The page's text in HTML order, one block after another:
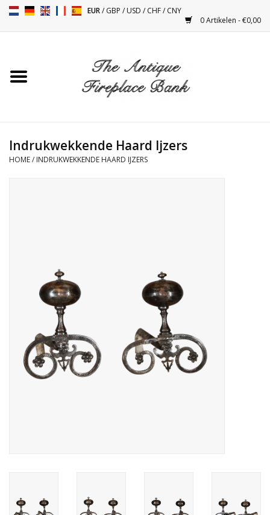
EUR/GBP /USD /CHF/CNY
0 Artikelen - €0,00
Toebehoren
Decoratieve Outdoor
Objecten
Vloeren - Steen, Terra Cotta
& Marmer
Indrukwekkende Haard Ijzers
HOME/ INDRUKWEKKENDE HAARD IJZERS